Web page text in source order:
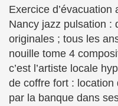
Exercice
Nancy jazz pulsation :
originales ; tous les
nouille tome 4
c’est l’artiste locale
de coffre fort : location
par la banque dans